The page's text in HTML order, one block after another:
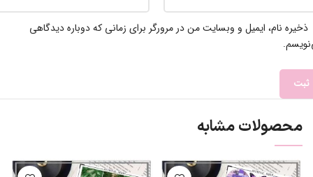
ذخیره نام، ایمیل و وبسایت من در مرورگر برای زمانی که دوباره دیدگاهی
محصولات مشابه